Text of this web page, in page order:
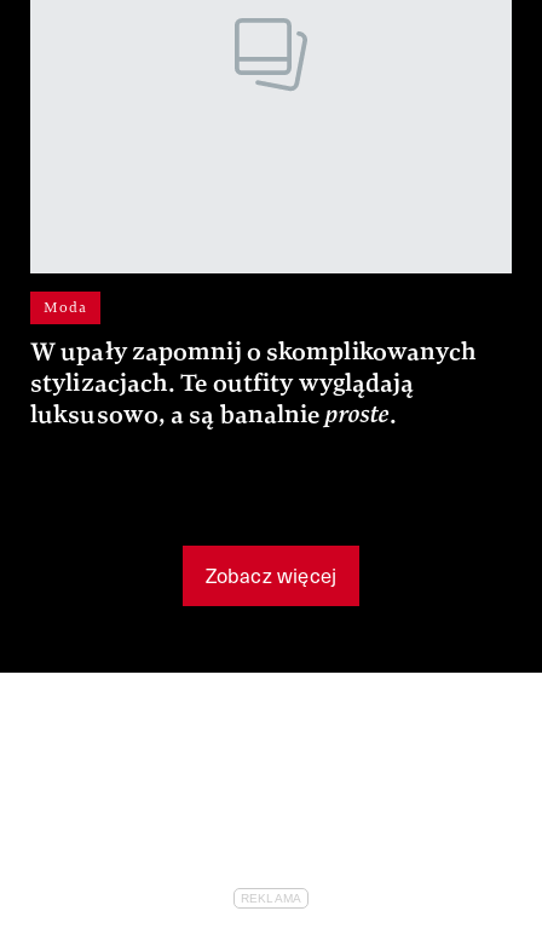
Moda
W upały zapomnij o skomplikowanych
stylizacjach. Te outfity wyglądają
luksusowo, a są banalnieproste.
Zobacz więcej